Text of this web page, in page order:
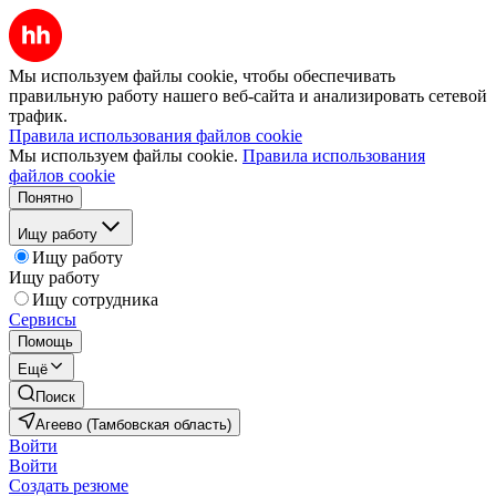
Мы используем файлы cookie, чтобы обеспечивать
правильную работу нашего веб-сайта и анализировать сетевой
трафик.
Правила использования файлов cookie
Мы используем файлы cookie. Правила использования
файлов cookie
Понятно
Ищу работу
Ищу работу
Ищу работу
Ищу сотрудника
Сервисы
Помощь
Ещё
Поиск
Агеево (Тамбовская область)
Войти
Войти
Создать резюме